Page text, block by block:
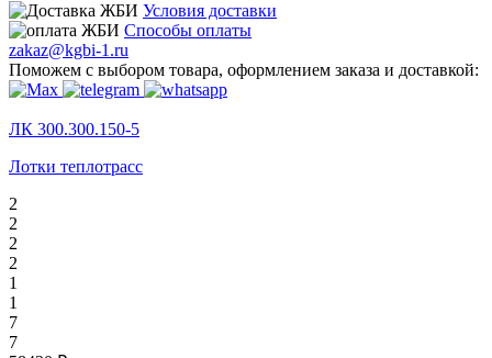
Условия доставки
Способы оплаты
zakaz@kgbi-1.ru
Поможем с выбором товара, оформлением заказа и доставкой:
ЛК 300.300.150-5
Лотки теплотрасс
2
2
2
2
1
1
7
7